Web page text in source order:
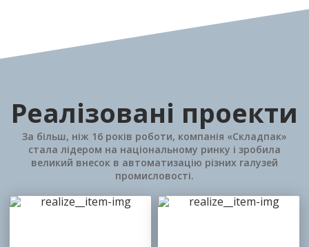
Реалізовані проекти
За більш, ніж 16 років роботи, компанія «Складпак»
стала лідером на національному ринку і зробила
великий внесок в автоматизацію різних галузей
промисловості.